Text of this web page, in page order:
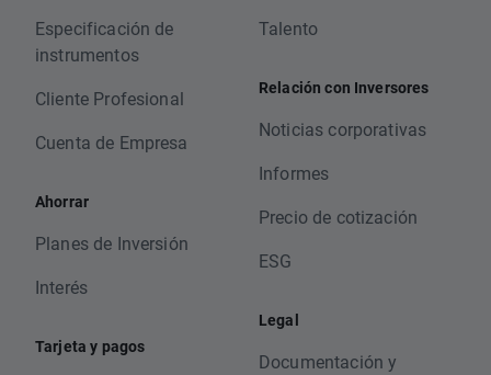
Especificación de
instrumentos
Cliente Profesional
Cuenta de Empresa
Ahorrar
Planes de Inversión
Interés
Tarjeta y pagos
Talento
Relación con Inversores
Noticias corporativas
Informes
Precio de cotización
ESG
Legal
Documentación y